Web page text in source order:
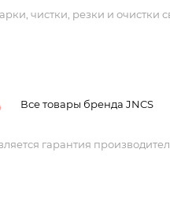
чистки, резки и очистки
Все товары бренда JNCS
гарантия